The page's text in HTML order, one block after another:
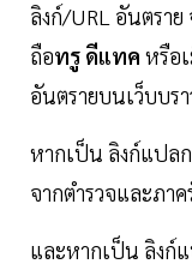
ลิงก์/URL อันตราย
ถือทรู ดีแทค หรือ
อันตรายบนเว็บบร
หากเป็น ลิงก์แปล
จากตำรวจและภ
และหากเป็น ลิงก์